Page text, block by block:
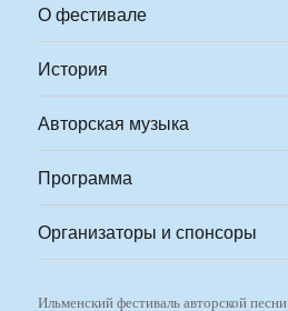
О фестивале
История
Авторская музыка
Программа
Организаторы и спонсоры
Ильменский фестиваль авторской песни